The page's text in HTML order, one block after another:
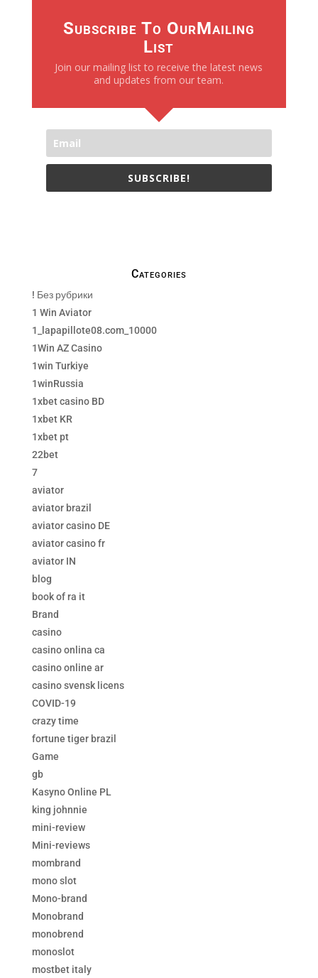
Subscribe To OurMailing
List
Join our mailing list to receive the latest news
and updates from our team.
SUBSCRIBE!
Categories
! Без рубрики
1 Win Aviator
1_lapapillote08.com_10000
1Win AZ Casino
1win Turkiye
1winRussia
1xbet casino BD
1xbet KR
1xbet pt
22bet
7
aviator
aviator brazil
aviator casino DE
aviator casino fr
aviator IN
blog
book of ra it
Brand
casino
casino onlina ca
casino online ar
casino svensk licens
COVID-19
crazy time
fortune tiger brazil
Game
gb
Kasyno Online PL
king johnnie
mini-review
Mini-reviews
mombrand
mono slot
Mono-brand
Monobrand
monobrend
monoslot
mostbet italy